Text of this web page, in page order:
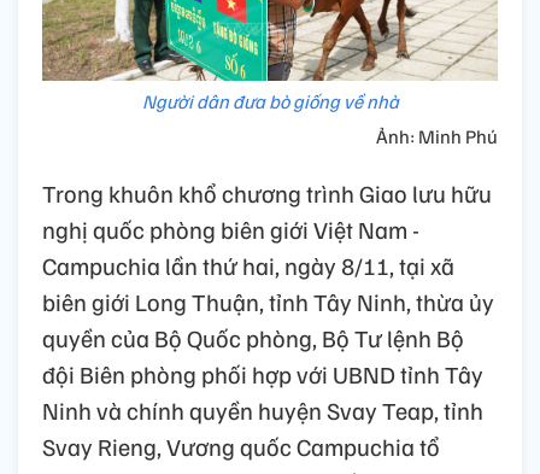
Người dân đưa bò giống về nhà
Ảnh: Minh Phú
Trong khuôn khổ chương trình Giao lưu hữu
nghị quốc phòng biên giới Việt Nam -
Campuchia lần thứ hai, ngày 8/11, tại xã
biên giới Long Thuận, tỉnh Tây Ninh, thừa ủy
quyền của Bộ Quốc phòng, Bộ Tư lệnh Bộ
đội Biên phòng phối hợp với UBND tỉnh Tây
Ninh và chính quyền huyện Svay Teap, tỉnh
Svay Rieng, Vương quốc Campuchia tổ